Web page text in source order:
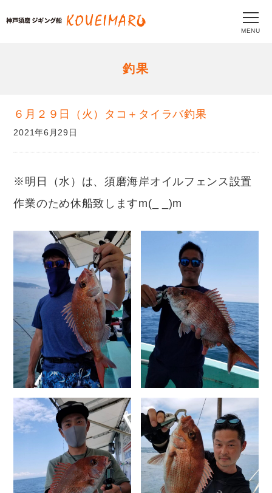
MENU
釣果
６月２９日（火）タコ＋タイラバ釣果
2021年6月29日
※明日（水）は、須磨海岸オイルフェンス設置
作業のため休船致しますm(_ _)m